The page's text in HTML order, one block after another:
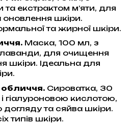
та екстрактом м’яти, для
шкіри.
та жирної шкіри.
Маска, 100 мл, з
для очищення
шкіри. Ідеальна для
Сироватка, 30
гіалуроновою кислотою,
догляду та сяйва шкіри.
типів шкіри.